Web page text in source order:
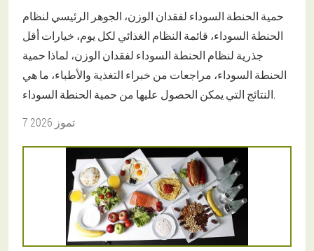
حمية الحنطة السوداء لفقدان الوزن، الجوهر الرئيسي لنظام
الحنطة السوداء، قائمة النظام الغذائي لكل يوم، خيارات أقل
جذرية لنظام الحنطة السوداء لفقدان الوزن، لماذا حمية
الحنطة السوداء، مراجعات من خبراء التغذية والأطباء، ما هي
النتائج التي يمكن الحصول عليها من حمية الحنطة السوداء.
7 تموز 2026